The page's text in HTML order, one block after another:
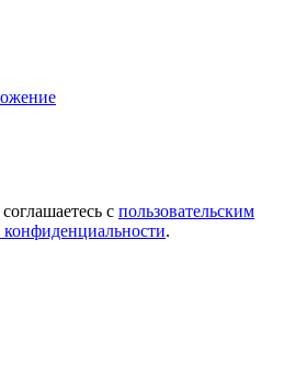
с пользовательским
.